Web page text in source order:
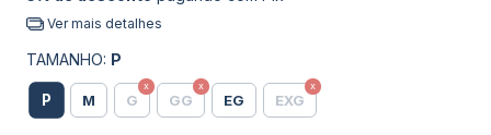
Ver mais detalhes
TAMANHO: P
P M G GG EG EXG